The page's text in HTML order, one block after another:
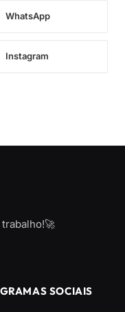
WhatsApp
Instagram
SOCIAIS